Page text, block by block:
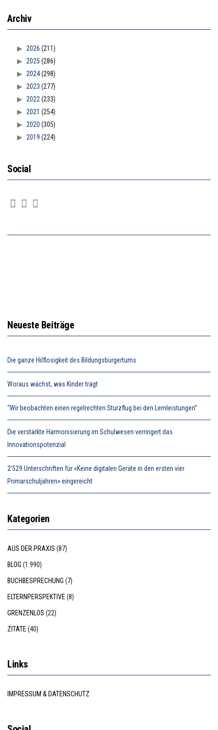
Archiv
2026 (211)
2025 (286)
2024(298)
2023 (277)
2022(233)
2021 (254)
2020 (305)
2019 (224)
Social
Neueste Beiträge
Die ganze Hilflosigkeit des Bildungsbürgertums
Woraus wächst, was Kinder trägt
“Wir beobachten einen regelrechten Sturzflug bei den Lernleistungen”
Die verstärkte Harmonisierung im Schulwesen verringert das
Innovationspotenzial
2’529 Unterschriften für «Keine digitalen Geräte in den ersten vier
Primarschuljahren» eingereicht
Kategorien
AUS DER PRAXIS (87)
BLOG (1.990)
BUCHBESPRECHUNG (7)
ELTERNPERSPEKTIVE(8)
GRENZENLOS (22)
ZITATE(40)
Links
IMPRESSUM & DATENSCHUTZ